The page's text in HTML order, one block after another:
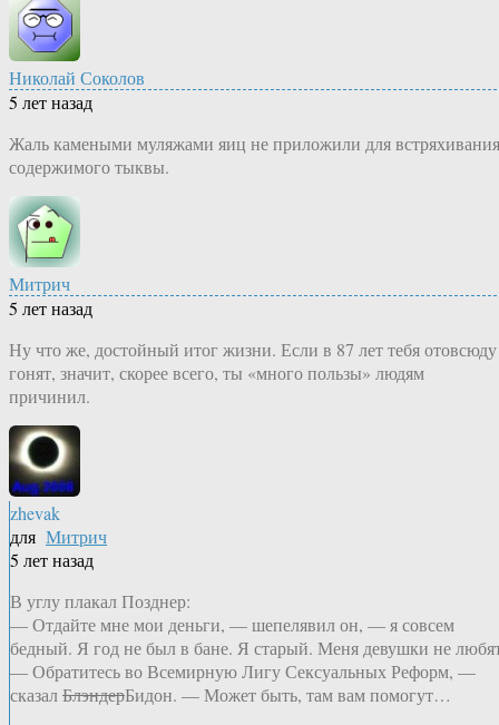
Николай Соколов
5 лет назад
Жаль камеными муляжами яиц не приложили для встряхивания
содержимого тыквы.
Митрич
5 лет назад
Ну что же, достойный итог жизни. Если в 87 лет тебя отовсюду
гонят, значит, скорее всего, ты «много пользы» людям
причинил.
zhevak
для Митрич
5 лет назад
В углу плакал Позднер:
— Отдайте мне мои деньги, — шепелявил он, — я совсем
бедный. Я год не был в бане. Я старый. Меня девушки не
— Обратитесь во Всемирную Лигу Сексуальных Реформ, —
сказалБлэндерБидон. — Может быть, там вам помогут…